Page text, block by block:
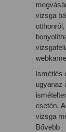
vizsga
Ismétlés
ugyanaz
esetén.
vizsga
Bővebb